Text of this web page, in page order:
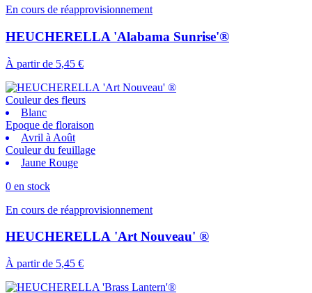
En cours de réapprovisionnement
HEUCHERELLA 'Alabama Sunrise'®
À partir de 5,45 €
Couleur des fleurs
Blanc
Epoque de floraison
Avril à Août
Couleur du feuillage
Jaune Rouge
0 en stock
En cours de réapprovisionnement
HEUCHERELLA 'Art Nouveau' ®
À partir de 5,45 €